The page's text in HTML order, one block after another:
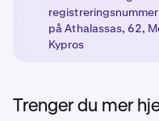
på Athalassas, 62,
Kypros
Trenger du mer